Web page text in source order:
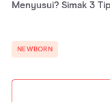
Menyusui? Simak 3
NEWBORN